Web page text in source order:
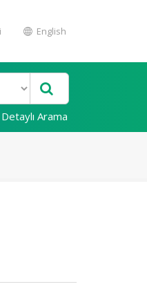
English
Detaylı Arama